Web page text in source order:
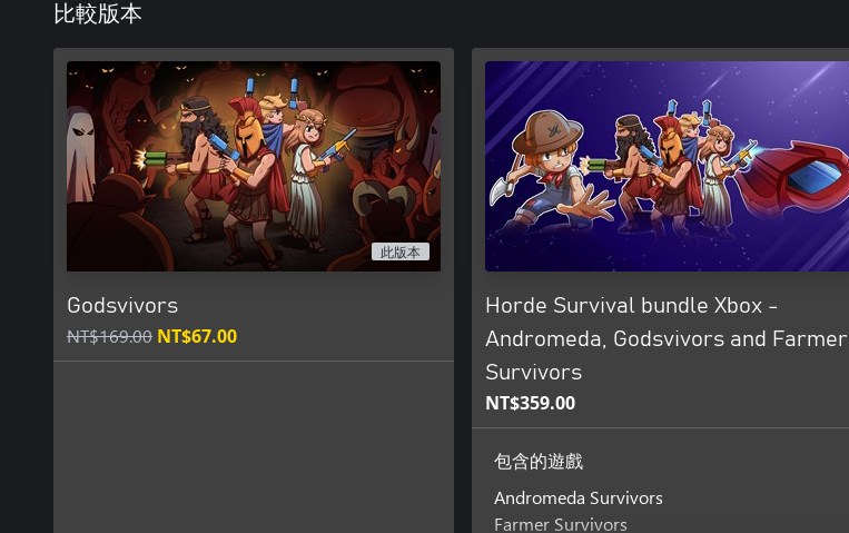
比較版本
此版本
Godsvivors
NT$169.00 NT$67.00
Horde Survival bundle Xbox -
Andromeda, Godsvivors and Farmer
Survivors
NT$359.00
包含的遊戲
Andromeda Survivors
Farmer Survivors